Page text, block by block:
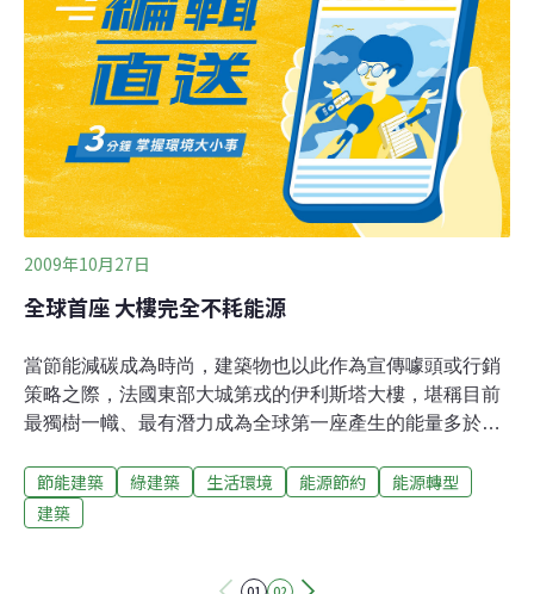
2009年10月27日
全球首座 大樓完全不耗能源
當節能減碳成為時尚，建築物也以此作為宣傳噱頭或行銷
策略之際，法國東部大城第戎的伊利斯塔大樓，堪稱目前
最獨樹一幟、最有潛力成為全球第一座產生的能量多於其
的「遮陽板」（light shield）可控制製造熱能的陽光，但
又不至於讓自然光無法透射入室。此外，伊利斯塔會收集
節能建築 綠建築 生活環境 能源節約
能源轉型
建築